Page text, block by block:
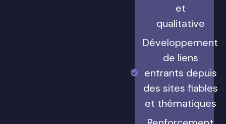
et
qualitative
Développement
de liens
entrants depuis
des sites fiables
et thématiques